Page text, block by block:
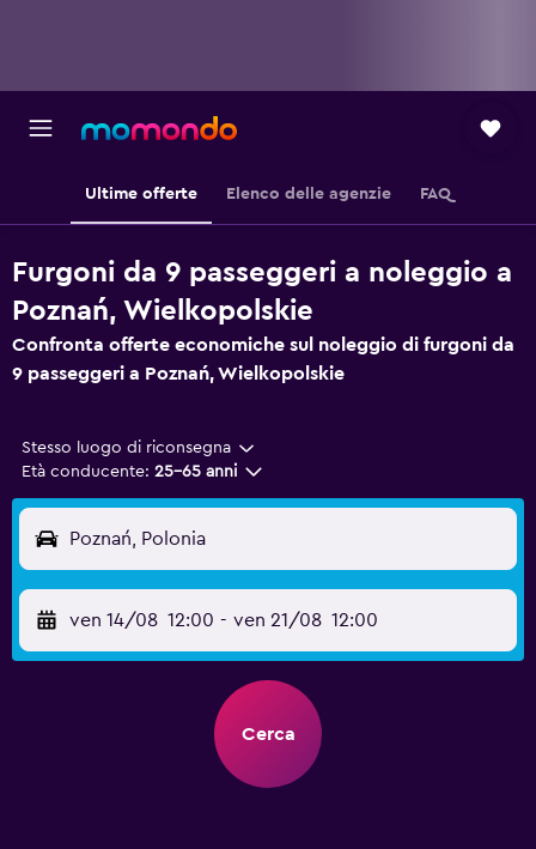
Ultime offerte Elenco delle agenzie FAQ
Furgoni da 9 passeggeri a noleggio a
Poznań, Wielkopolskie
Confronta offerte economiche sul noleggio di furgoni da
9 passeggeri a Poznań, Wielkopolskie
Stesso luogo di riconsegna
Età conducente: 25-65 anni
Poznań, Polonia
ven 14/08 12:00 - ven 21/08 12:00
Cerca